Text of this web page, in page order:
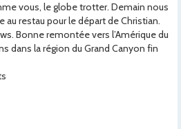
vous, le globe trotter. Demain nous
au restau pour le départ de Christian.
Bonne remontée vers l’Amérique du
dans la région du Grand Canyon fin